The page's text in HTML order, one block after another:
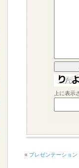
上に表
« プレゼンテーション